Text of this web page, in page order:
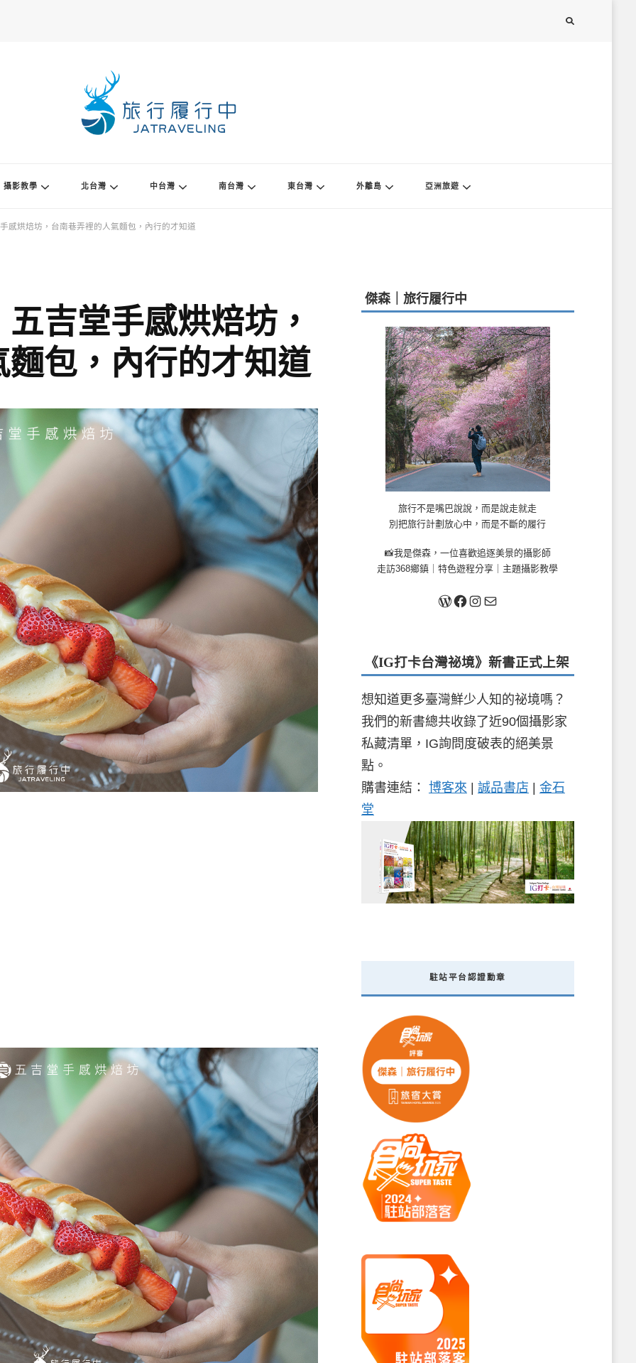
攝影教學 北台灣 中台灣 南台灣 東台灣 外離島 亞洲旅遊
感烘焙坊，台南巷弄裡的人氣麵包，內行的才知道
吉堂手感烘焙坊，
包，內行的才知道
傑森｜旅行履行中
旅行不是嘴巴說說，而是說走就走
別把旅行計劃放心中，而是不斷的履行
📸我是傑森，一位喜歡追逐美景的攝影師
走訪368鄉鎮｜特色遊程分享｜主題攝影教學
關於我 Facebook
Instagram
《IG打卡台灣祕境》新書正式上架
想知道更多臺灣鮮少人知的祕境嗎？
我們的新書總共收錄了近90個攝影家
私藏清單，IG詢問度破表的絕美景
點。
購書連結： 博客來 | 誠品書店 | 金石
堂
駐站平台認證勳章